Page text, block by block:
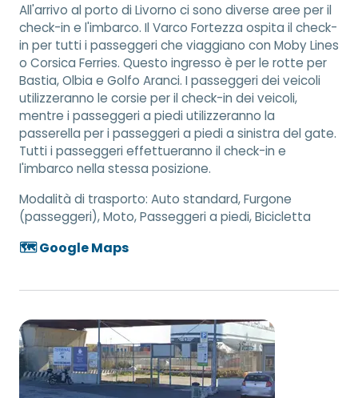
All'arrivo al porto di Livorno ci sono diverse aree per il
check-in e l'imbarco. Il Varco Fortezza ospita il check-
in per tutti i passeggeri che viaggiano con Moby Lines
o Corsica Ferries. Questo ingresso è per le rotte per
Bastia, Olbia e Golfo Aranci. I passeggeri dei veicoli
utilizzeranno le corsie per il check-in dei veicoli,
mentre i passeggeri a piedi utilizzeranno la
passerella per i passeggeri a piedi a sinistra del gate.
Tutti i passeggeri effettueranno il check-in e
l'imbarco nella stessa posizione.
Modalità di trasporto: Auto standard, Furgone
(passeggeri), Moto, Passeggeri a piedi, Bicicletta
🗺️ Google Maps